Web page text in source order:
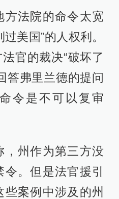
方法院的命令太宽
美国”的人权利。
官的裁决“破坏了
答弗里兰德的提问
令是不可以复审
，州作为第三方没
。但是法官援引
案例中涉及的州